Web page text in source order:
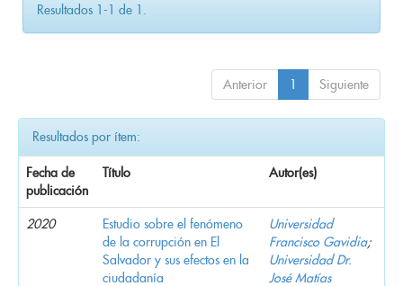
Resultados 1-1 de 1.
Anterior 1 Siguiente
Resultados por ítem:
Fecha de
publicación
Título Autor(es)
2020
Estudio sobre el fenómeno
de la corrupción en El
Salvador y sus efectos en la
ciudadanía
Universidad
Francisco Gavidia;
Universidad Dr.
José Matías